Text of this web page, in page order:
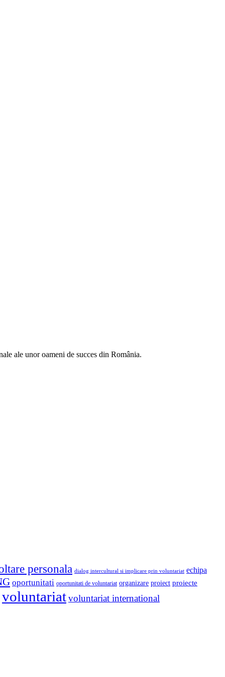
ale unor oameni de succes din România.
personala dialog intercultural si implicare prin voluntariat echipa
oportunitati oportunitati de voluntariat organizare proiect proiecte
voluntariatvoluntariat international